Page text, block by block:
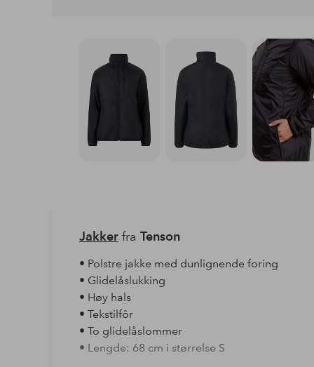
Jakkerfra Tenson
• Polstre jakke med dunlignende foring
• Glidelåslukking
• Høy hals
• Tekstilfôr
• To glidelåslommer
• Lengde: 68 cm i størrelse S